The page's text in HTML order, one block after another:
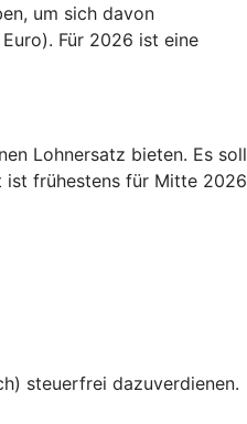
um sich davon
Für 2026 ist eine
Lohnersatz bieten. Es soll
ist frühestens für Mitte 2026
steuerfrei dazuverdienen.